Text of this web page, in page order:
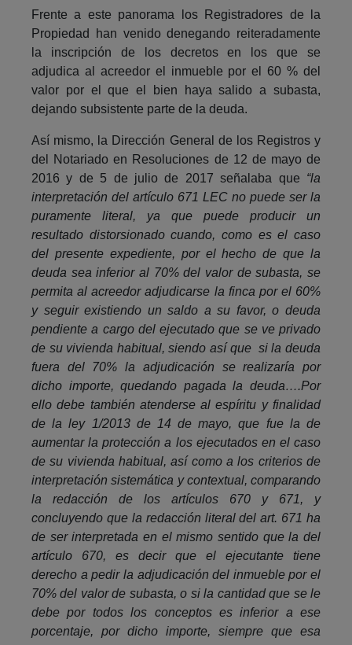
Frente a este panorama los Registradores de la
Propiedad han venido denegando reiteradamente
la inscripción de los decretos en los que se
adjudica al acreedor el inmueble por el 60 % del
valor por el que el bien haya salido a subasta,
dejando subsistente parte de la deuda.
Así mismo, la Dirección General de los Registros y
del Notariado en Resoluciones de 12 de mayo de
2016 y de 5 de julio de 2017 señalaba que “la
interpretación del artículo 671 LEC no puede ser la
puramente literal, ya que puede producir un
resultado distorsionado cuando, como es el caso
del presente expediente, por el hecho de que la
deuda sea inferior al 70% del valor de subasta, se
permita al acreedor adjudicarse la finca por el 60%
y seguir existiendo un saldo a su favor, o deuda
pendiente a cargo del ejecutado que se ve privado
de su vivienda habitual, siendo así que si la deuda
fuera del 70% la adjudicación se realizaría por
dicho importe, quedando pagada la deuda….Por
ello debe también atenderse al espíritu y finalidad
de la ley 1/2013 de 14 de mayo, que fue la de
aumentar la protección a los ejecutados en el caso
de su vivienda habitual, así como a los criterios de
interpretación sistemática y contextual, comparando
la redacción de los artículos 670 y 671, y
concluyendo que la redacción literal del art. 671 ha
de ser interpretada en el mismo sentido que la del
artículo 670, es decir que el ejecutante tiene
derecho a pedir la adjudicación del inmueble por el
70% del valor de subasta, o si la cantidad que se le
debe por todos los conceptos es inferior a ese
porcentaje, por dicho importe, siempre que esa